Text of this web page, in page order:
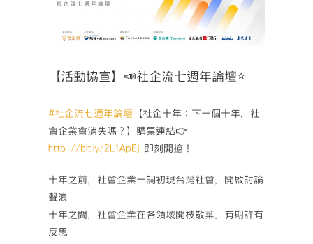
【活動協宣】📣社企流七週年論壇⭐
#社企流七週年論壇 【社企十年：下一個十年，社
會企業會消失嗎？】購票連結👉
http://bit.ly/2L1ApEj即刻開搶！
十年之前，社會企業一詞初現台灣社會，開啟討論
聲浪
十年之間，社會企業在各領域開枝散葉，有期許有
反思